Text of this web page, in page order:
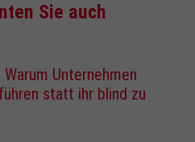
Sie auch
Unternehmen
statt ihr blind zu